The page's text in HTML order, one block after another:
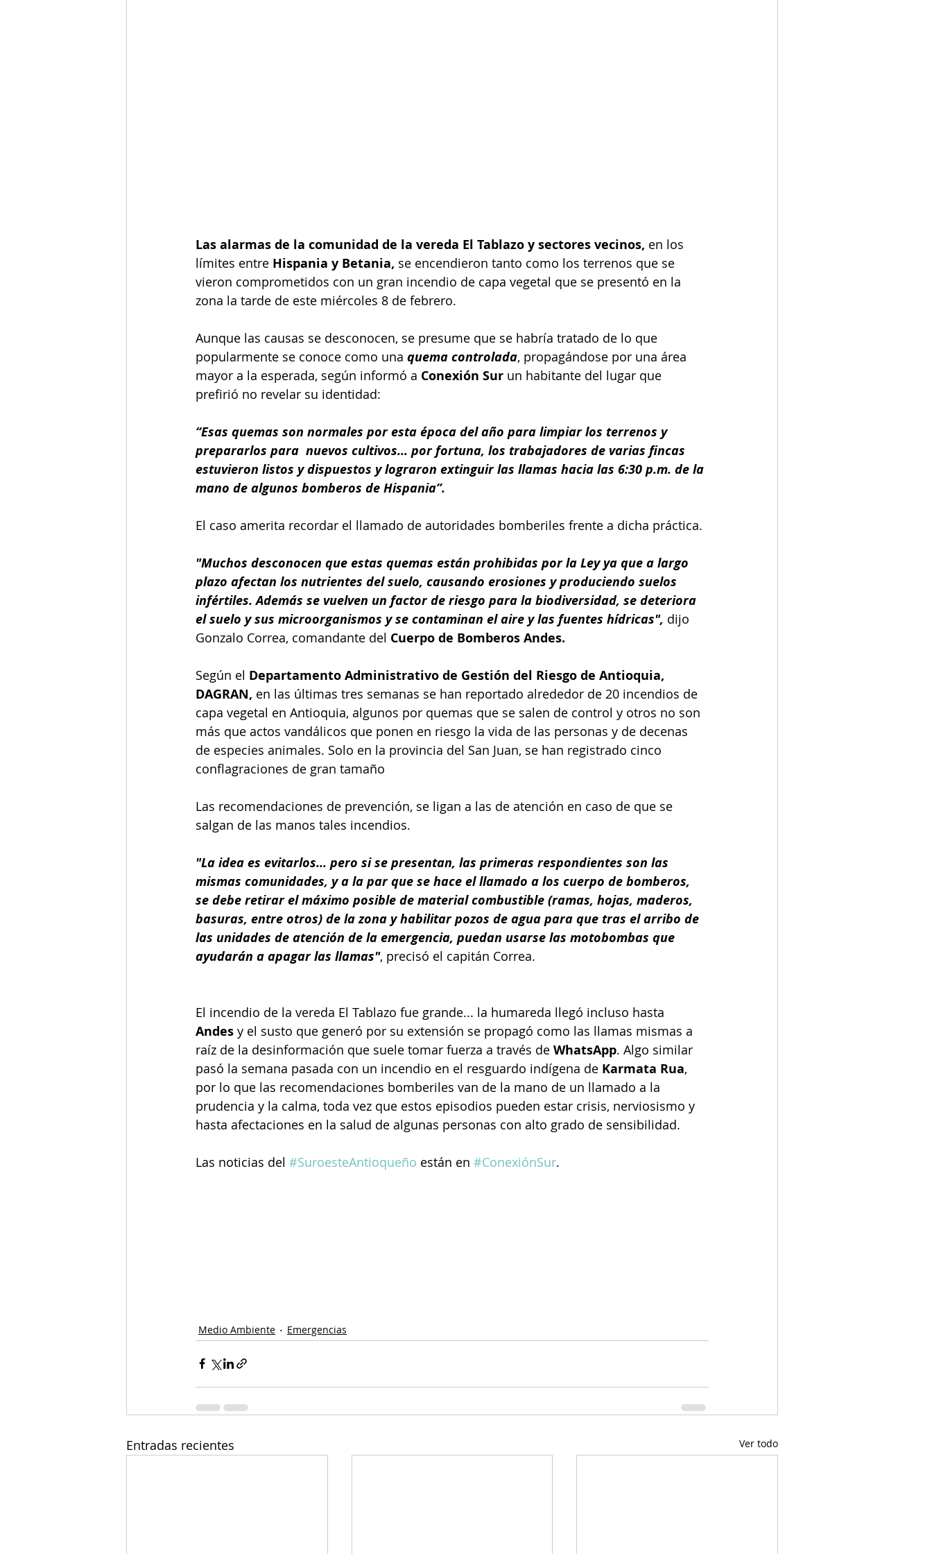
Las alarmas de la comunidad de la vereda El Tablazo y sectores vecinos, en los
límites entre Hispania y Betania, se encendieron tanto como los terrenos que se
vieron comprometidos con un gran incendio de capa vegetal que se presentó en la
zona la tarde de este miércoles 8 de febrero.
Aunque las causas se desconocen, se presume que se habría tratado de lo que
popularmente se conoce como una quema controlada, propagándose por una área
mayor a la esperada, según informó a Conexión Sur un habitante del lugar que
prefirió no revelar su identidad:
“Esas quemas son normales por esta época del año para limpiar los terrenos y
prepararlos para  nuevos cultivos... por fortuna, los trabajadores de varias fincas
estuvieron listos y dispuestos y lograron extinguir las llamas hacia las 6:30 p.m. de la
mano de algunos bomberos de Hispania”.
El caso amerita recordar el llamado de autoridades bomberiles frente a dicha práctica.
"Muchos desconocen que estas quemas están prohibidas por la Ley ya que a largo
plazo afectan los nutrientes del suelo, causando erosiones y produciendo suelos
infértiles. Además se vuelven un factor de riesgo para la biodiversidad, se deteriora
el suelo y sus microorganismos y se contaminan el aire y las fuentes hídricas", dijo
Gonzalo Correa, comandante del Cuerpo de Bomberos Andes.
Según el Departamento Administrativo de Gestión del Riesgo de Antioquia,
DAGRAN, en las últimas tres semanas se han reportado alrededor de 20 incendios de
capa vegetal en Antioquia, algunos por quemas que se salen de control y otros no son
más que actos vandálicos que ponen en riesgo la vida de las personas y de decenas
de especies animales. Solo en la provincia del San Juan, se han registrado cinco
conflagraciones de gran tamaño
Las recomendaciones de prevención, se ligan a las de atención en caso de que se
salgan de las manos tales incendios.
"La idea es evitarlos... pero si se presentan, las primeras respondientes son las
mismas comunidades, y a la par que se hace el llamado a los cuerpo de bomberos,
se debe retirar el máximo posible de material combustible (ramas, hojas, maderos,
basuras, entre otros) de la zona y habilitar pozos de agua para que tras el arribo de
las unidades de atención de la emergencia, puedan usarse las motobombas que
ayudarán a apagar las llamas", precisó el capitán Correa.
El incendio de la vereda El Tablazo fue grande... la humareda llegó incluso hasta
Andes y el susto que generó por su extensión se propagó como las llamas mismas a
raíz de la desinformación que suele tomar fuerza a través de WhatsApp. Algo similar
pasó la semana pasada con un incendio en el resguardo indígena de Karmata Rua,
por lo que las recomendaciones bomberiles van de la mano de un llamado a la
prudencia y la calma, toda vez que estos episodios pueden estar crisis, nerviosismo y
hasta afectaciones en la salud de algunas personas con alto grado de sensibilidad.
Las noticias del #SuroesteAntioqueño están en #ConexiónSur.
Medio Ambiente Emergencias
Entradas recientes Ver todo